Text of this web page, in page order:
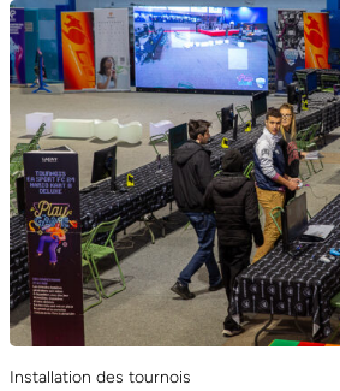
Installation des tournois